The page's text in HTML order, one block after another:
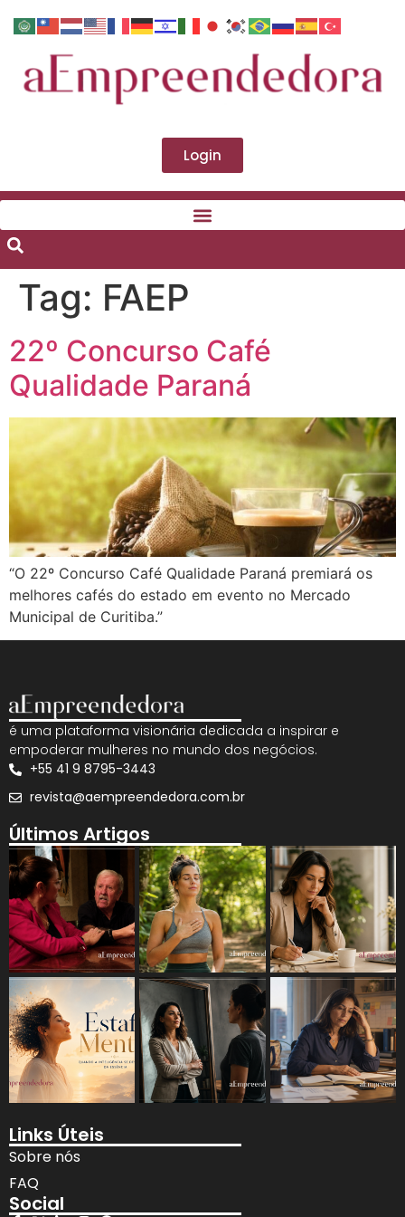
Login
Tag: FAEP
22º Concurso Café
Qualidade Paraná
“O 22º Concurso Café Qualidade Paraná premiará os
melhores cafés do estado em evento no Mercado
Municipal de Curitiba.”
é uma plataforma visionária dedicada a inspirar e
empoderar mulheres no mundo dos negócios.
+55 41 9 8795-3443
revista@aempreendedora.com.br
Últimos Artigos
Links Úteis
Sobre nós
FAQ
Social